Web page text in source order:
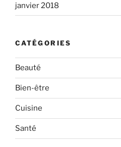
janvier 2018
CATÉGORIES
Beauté
Bien-être
Cuisine
Santé